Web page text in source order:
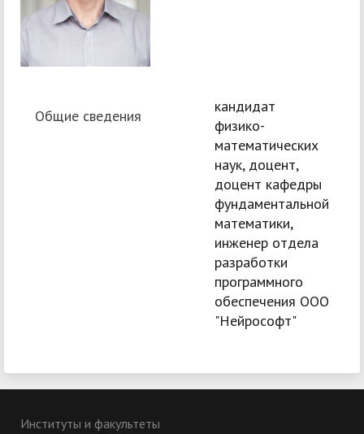
Общие сведения
кандидат
физико-
математических
наук, доцент,
доцент кафедры
фундаментальной
математики,
инженер отдела
разработки
программного
обеспечения ООО
"Нейрософт"
Институты и факультеты